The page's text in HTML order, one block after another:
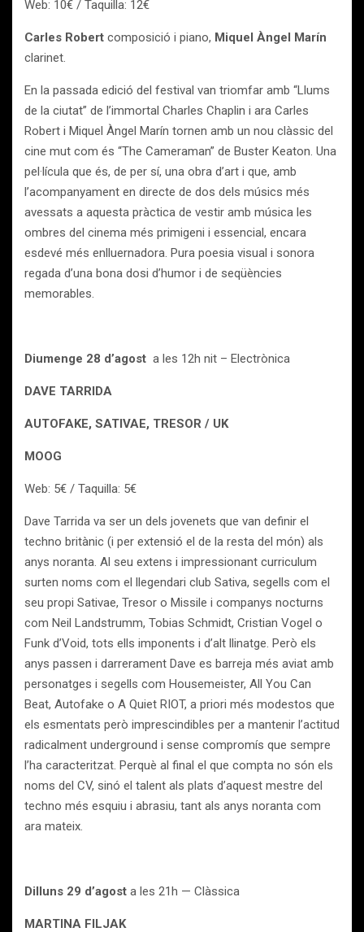
Web: 10€ / Taquilla: 12€
Carles Robert composició i piano, Miquel Àngel Marín
clarinet.
En la passada edició del festival van triomfar amb “Llums
de la ciutat” de l’immortal Charles Chaplin i ara Carles
Robert i Miquel Àngel Marín tornen amb un nou clàssic del
cine mut com és “The Cameraman” de Buster Keaton. Una
pel·lícula que és, de per sí, una obra d’art i que, amb
l’acompanyament en directe de dos dels músics més
avessats a aquesta pràctica de vestir amb música les
ombres del cinema més primigeni i essencial, encara
esdevé més enlluernadora. Pura poesia visual i sonora
regada d’una bona dosi d’humor i de seqüències
memorables.
Diumenge 28 d’agost a les 12h nit – Electrònica
DAVE TARRIDA
AUTOFAKE, SATIVAE, TRESOR / UK
MOOG
Web: 5€ / Taquilla: 5€
Dave Tarrida va ser un dels jovenets que van definir el
techno britànic (i per extensió el de la resta del món) als
anys noranta. Al seu extens i impressionant curriculum
surten noms com el llegendari club Sativa, segells com el
seu propi Sativae, Tresor o Missile i companys nocturns
com Neil Landstrumm, Tobias Schmidt, Cristian Vogel o
Funk d’Void, tots ells imponents i d’alt llinatge. Però els
anys passen i darrerament Dave es barreja més aviat amb
personatges i segells com Housemeister, All You Can
Beat, Autofake o A Quiet RIOT, a priori més modestos que
els esmentats però imprescindibles per a mantenir l’actitud
radicalment underground i sense compromís que sempre
l’ha caracteritzat. Perquè al final el que compta no són els
noms del CV, sinó el talent als plats d’aquest mestre del
techno més esquiu i abrasiu, tant als anys noranta com
ara mateix.
Dilluns 29 d’agost a les 21h — Clàssica
MARTINA FILJAK